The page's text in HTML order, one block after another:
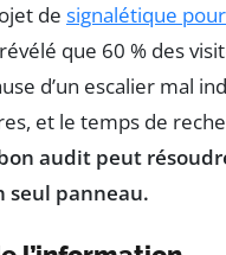
de signalétique pour
que 60 % des
d’un escalier mal
et le temps de
audit peut
seul panneau.